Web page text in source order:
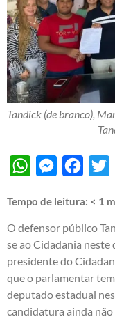
Tandick (de branco),
WhatsAppMessenger
Tempo de leitura: < 1
O defensor público
se ao Cidadania
presidente do
que o parlamentar
deputado estadual
candidatura ainda